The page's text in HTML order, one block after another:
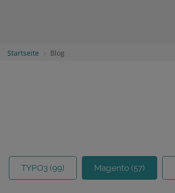
Startseite Blog
TYPO3 (99) Magento (57)